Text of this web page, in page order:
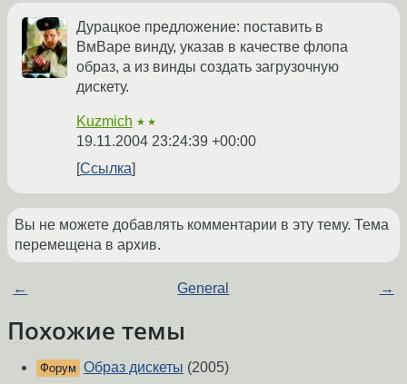
Дурацкое предложение: поставить в
ВмВаре винду, указав в качестве флопа
образ, а из винды создать загрузочную
дискету.
Kuzmich ★★
19.11.2004 23:24:39 +00:00
Ссылка
Вы не можете добавлять комментарии в эту тему. Тема
перемещена в архив.
← General →
Похожие темы
Форум Образ дискеты (2005)